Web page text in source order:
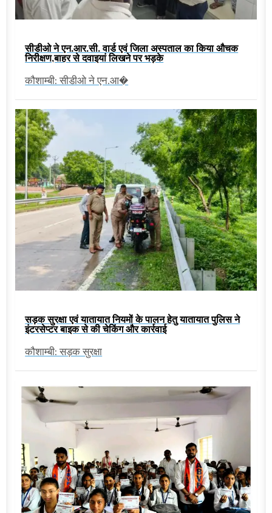
सीडीओ ने एन.आर.सी. वार्ड एवं जिला अस्पताल का किया औचक
निरीक्षण,बाहर से दवाइयां लिखने पर भड़के
कौशाम्बी: सीडीओ ने एन.आ�
सड़क सुरक्षा एवं यातायात नियमों के पालन हेतु यातायात पुलिस ने
इंटरसेप्टर बाइक से की चेकिंग और कार्रवाई
कौशाम्बी: सड़क सुरक्षा